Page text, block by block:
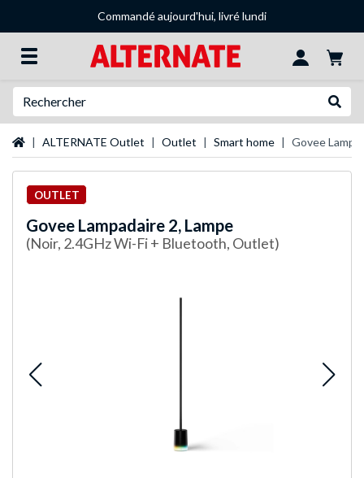
Commandé aujourd'hui, livré lundi
Page d'accueil
ALTERNATE Outlet Outlet Smart home Govee
OUTLET
Govee Lampadaire 2, Lampe
(Noir, 2.4GHz Wi-Fi + Bluetooth, Outlet)